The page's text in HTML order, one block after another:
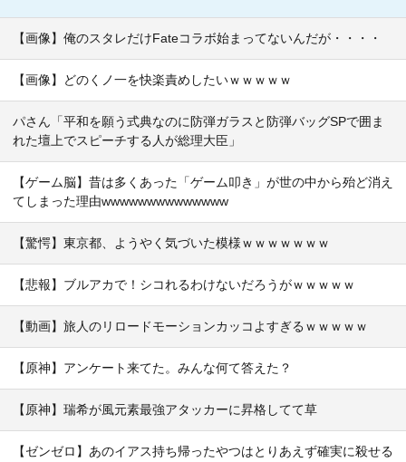
【画像】俺のスタレだけFateコラボ始まってないんだが・・・・
【画像】どのくノ一を快楽責めしたいｗｗｗｗｗ
パさん「平和を願う式典なのに防弾ガラスと防弾バッグSPで囲ま
れた壇上でスピーチする人が総理大臣」
【ゲーム脳】昔は多くあった「ゲーム叩き」が世の中から殆ど消え
てしまった理由wwwwwwwwwwwwww
【驚愕】東京都、ようやく気づいた模様ｗｗｗｗｗｗｗ
【悲報】ブルアカで！シコれるわけないだろうがｗｗｗｗｗ
【動画】旅人のリロードモーションカッコよすぎるｗｗｗｗｗ
【原神】アンケート来てた。みんな何て答えた？
【原神】瑞希が風元素最強アタッカーに昇格してて草
【ゼンゼロ】あのイアス持ち帰ったやつはとりあえず確実に殺せる